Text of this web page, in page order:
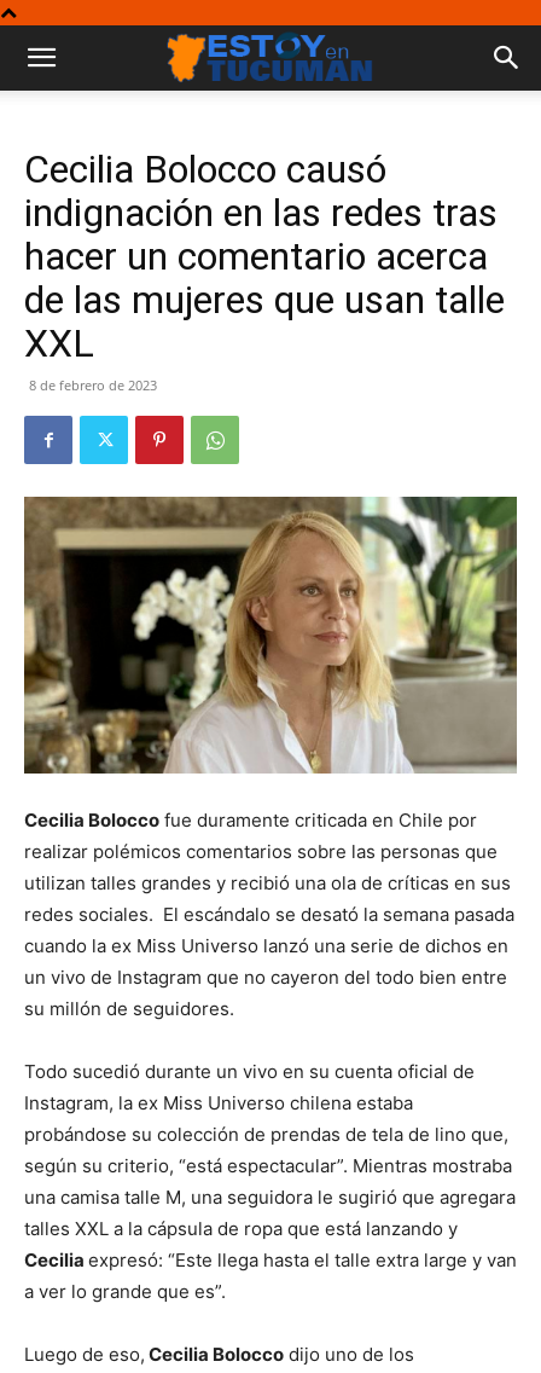
Cecilia Bolocco causó
indignación en las redes tras
hacer un comentario acerca
de las mujeres que usan talle
XXL
8 de febrero de 2023
Cecilia Bolocco fue duramente criticada en Chile por
realizar polémicos comentarios sobre las personas que
utilizan talles grandes y recibió una ola de críticas en sus
redes sociales. El escándalo se desató la semana pasada
cuando la ex Miss Universo lanzó una serie de dichos en
un vivo de Instagram que no cayeron del todo bien entre
su millón de seguidores.
Todo sucedió durante un vivo en su cuenta oficial de
Instagram, la ex Miss Universo chilena estaba
probándose su colección de prendas de tela de lino que,
según su criterio, “está espectacular”. Mientras mostraba
una camisa talle M, una seguidora le sugirió que agregara
talles XXL a la cápsula de ropa que está lanzando y
Cecilia expresó: “Este llega hasta el talle extra large y van
a ver lo grande que es”.
Luego de eso, Cecilia Bolocco dijo uno de los